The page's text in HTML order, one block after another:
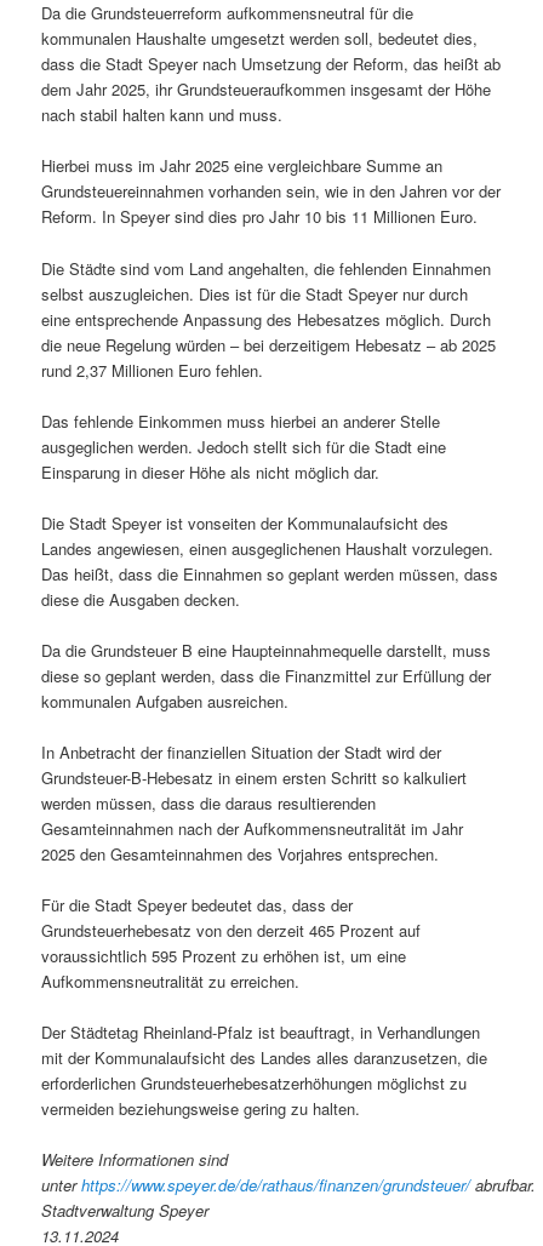
Da die Grundsteuerreform aufkommensneutral für die
kommunalen Haushalte umgesetzt werden soll, bedeutet dies,
dass die Stadt Speyer nach Umsetzung der Reform, das heißt ab
dem Jahr 2025, ihr Grundsteueraufkommen insgesamt der Höhe
nach stabil halten kann und muss.
Hierbei muss im Jahr 2025 eine vergleichbare Summe an
Grundsteuereinnahmen vorhanden sein, wie in den Jahren vor der
Reform. In Speyer sind dies pro Jahr 10 bis 11 Millionen Euro.
Die Städte sind vom Land angehalten, die fehlenden Einnahmen
selbst auszugleichen. Dies ist für die Stadt Speyer nur durch
eine entsprechende Anpassung des Hebesatzes möglich. Durch
die neue Regelung würden – bei derzeitigem Hebesatz – ab 2025
rund 2,37 Millionen Euro fehlen.
Das fehlende Einkommen muss hierbei an anderer Stelle
ausgeglichen werden. Jedoch stellt sich für die Stadt eine
Einsparung in dieser Höhe als nicht möglich dar.
Die Stadt Speyer ist vonseiten der Kommunalaufsicht des
Landes angewiesen, einen ausgeglichenen Haushalt vorzulegen.
Das heißt, dass die Einnahmen so geplant werden müssen, dass
diese die Ausgaben decken.
Da die Grundsteuer B eine Haupteinnahmequelle darstellt, muss
diese so geplant werden, dass die Finanzmittel zur Erfüllung der
kommunalen Aufgaben ausreichen.
In Anbetracht der finanziellen Situation der Stadt wird der
Grundsteuer-B-Hebesatz in einem ersten Schritt so kalkuliert
werden müssen, dass die daraus resultierenden
Gesamteinnahmen nach der Aufkommensneutralität im Jahr
2025 den Gesamteinnahmen des Vorjahres entsprechen.
Für die Stadt Speyer bedeutet das, dass der
Grundsteuerhebesatz von den derzeit 465 Prozent auf
voraussichtlich 595 Prozent zu erhöhen ist, um eine
Aufkommensneutralität zu erreichen.
Der Städtetag Rheinland-Pfalz ist beauftragt, in Verhandlungen
mit der Kommunalaufsicht des Landes alles daranzusetzen, die
erforderlichen Grundsteuerhebesatzerhöhungen möglichst zu
vermeiden beziehungsweise gering zu halten.
Weitere Informationen sind
unterhttps://www.speyer.de/de/rathaus/finanzen/grundsteuer/abrufbar.
Stadtverwaltung Speyer
13.11.2024